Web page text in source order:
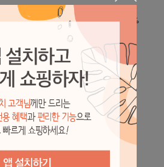
16,400원
할인율 : 65%
7,400원
할인율 : 40%